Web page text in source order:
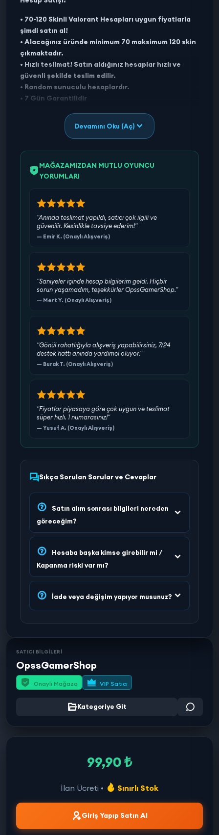
• 70-120 Skinli Valorant Hesapları uygun fiyatlarla
şimdi satın al!
• Alacağınız üründe minimum 70 maksimum 120 skin
çıkmaktadır.
• Hızlı teslimat! Satın aldığınız hesaplar hızlı ve
güvenli şekilde teslim edilir.
• Random sunuculu hesaplardır.
• 7 Gün Garantilidir
•Skin sayısı: İlanda başlığında belirtilen skin sayısı
altında asla eksik skin çıkmamaktadır.
•Yükseltme: Hesaplarda yükseltmeler ve renk
değiştiricileri skin olarak sayılmaktadır.
•Kaliteli Hesaplar: Satılan tüm hesaplarımız
teslimat öncesi özenle kontrol edilip tarafınıza
iletilmektedir.
Fırsatı kaçırma, hemen Valorant hesabı satın al ve
güvencesiyle alışverişin tadını çıkar!
Devamını Oku (Aç)
MAĞAZAMIZDAN MUTLU OYUNCU
YORUMLARI
"Anında teslimat yapıldı, satıcı çok ilgili ve
güvenilir. Kesinlikle tavsiye ederim!"
— Emir K. (Onaylı Alışveriş)
"Saniyeler içinde hesap bilgilerim geldi. Hiçbir
sorun yaşamadım, teşekkürler OpssGamerShop."
— Mert Y. (Onaylı Alışveriş)
"Gönül rahatlığıyla alışveriş yapabilirsiniz, 7/24
destek hattı anında yardımcı oluyor."
— Burak T. (Onaylı Alışveriş)
"Fiyatlar piyasaya göre çok uygun ve teslimat
süper hızlı. 1 numarasınız!"
— Yusuf A. (Onaylı Alışveriş)
Sıkça Sorulan Sorular ve Cevaplar
Satın alım sonrası bilgileri nereden
göreceğim?
Hesaba başka kimse girebilir mi /
Kapanma riski var mı?
İade veya değişim yapıyor musunuz?
SATICI BİLGİLERİ
OpssGamerShop
Onaylı Mağaza VIP Satıcı
Kategoriye Git
99,90 ₺
İlan Ücreti • Sınırlı Stok
Giriş Yapıp Satın Al